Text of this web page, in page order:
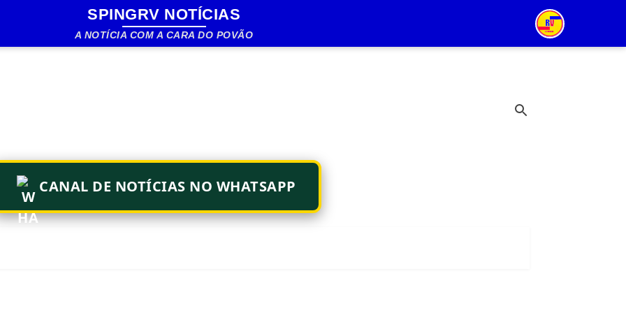
Pular para o conteúdo principal
SPINGRV NOTÍCIAS
A NOTÍCIA COM A CARA DO POVÃO
CANAL DE NOTÍCIAS NO WHATSAPP